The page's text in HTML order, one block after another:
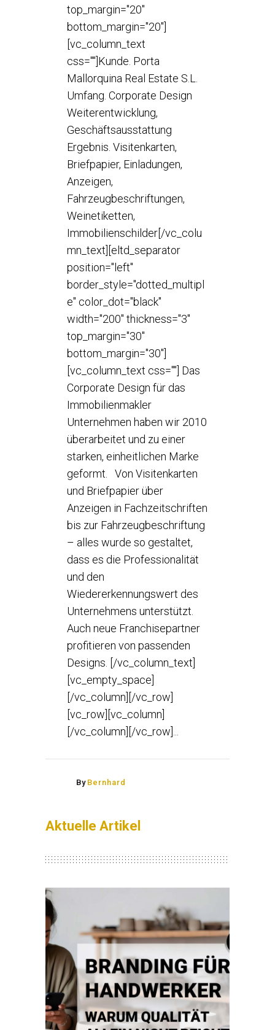
top_margin="20"
bottom_margin="20"]
[vc_column_text
css=""]Kunde. Porta
Mallorquina Real Estate S.L.
Umfang. Corporate Design
Weiterentwicklung,
Geschäftsausstattung
Ergebnis. Visitenkarten,
Briefpapier, Einladungen,
Anzeigen,
Fahrzeugbeschriftungen,
Weinetiketten,
Immobilienschilder[/vc_colu
mn_text][eltd_separator
position="left"
border_style="dotted_multipl
e" color_dot="black"
width="200" thickness="3"
top_margin="30"
bottom_margin="30"]
[vc_column_text css=""] Das
Corporate Design für das
Immobilienmakler
Unternehmen haben wir 2010
überarbeitet und zu einer
starken, einheitlichen Marke
geformt. Von Visitenkarten
und Briefpapier über
Anzeigen in Fachzeitschriften
bis zur Fahrzeugbeschriftung
– alles wurde so gestaltet,
dass es die Professionalität
und den
Wiedererkennungswert des
Unternehmens unterstützt.
Auch neue Franchisepartner
profitieren von passenden
Designs. [/vc_column_text]
[vc_empty_space]
[/vc_column][/vc_row]
[vc_row][vc_column]
[/vc_column][/vc_row]...
By Bernhard
Aktuelle Artikel